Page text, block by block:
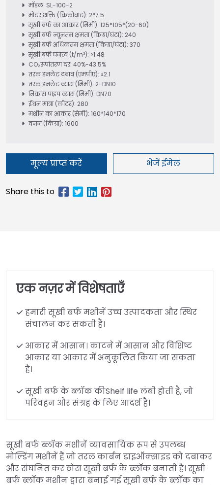
मॉडल: SL-100-2
मोटर शक्ति (किलोवाट): 2*7.5
सूखी बर्फ का आकार (मिमी): 125*105*(20-60)
सूखी बर्फ न्यूनतम क्षमता (किग्रा/घंटा): 240
सूखी बर्फ अधिकतम क्षमता (किग्रा/घंटा): 370
सूखी बर्फ घनत्व (t/m³): ≥1.48
CO₂रूपांतरण दर: 40%-43.5%
तरल इनलेट दबाव (एमपीए): ≤2.1
तरल इनलेट व्यास (मिमी): 2-DN10
निकास पाइप व्यास (मिमी): DN70
ईंधन मात्रा (लीटर): 280
मशीन का आकार (सेमी): 160*140*170
वजन (किग्रा): 1600
मूल्य प्राप्त करें भेजें ईमेल
एक नज़र में विशेषताएँ
हमारी सूखी बर्फ मशीनें उच्च उत्पादकता और स्थिर
संचालन कर सकती हैं।
आकार में आसान। काटने में आसान और विशिष्ट
आकार या आकार में अनुकूलित किया जा सकता
है।
सूखी बर्फ के ब्लॉक कीShelf life लंबी होती है, जो
परिवहन और संग्रह के लिए आदर्श है।
सूखी बर्फ ब्लॉक मशीनें व्यावसायिक रूप से उपलब्ध
मोल्डिंग मशीनें हैं जो तरल कार्बन डाइऑक्साइड को दबाकर
और संघनित कर ठोस सूखी बर्फ के ब्लॉक बनाती हैं। सूखी
बर्फ ब्लॉक मशीन द्वारा बनाई गई सूखी बर्फ के ब्लॉक का